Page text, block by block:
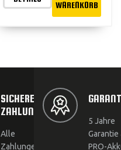
WARENKORB
SICHERE
ZAHLUNGEN
Alle
Zahlungen
5 Jahre
Garantie
PRO-